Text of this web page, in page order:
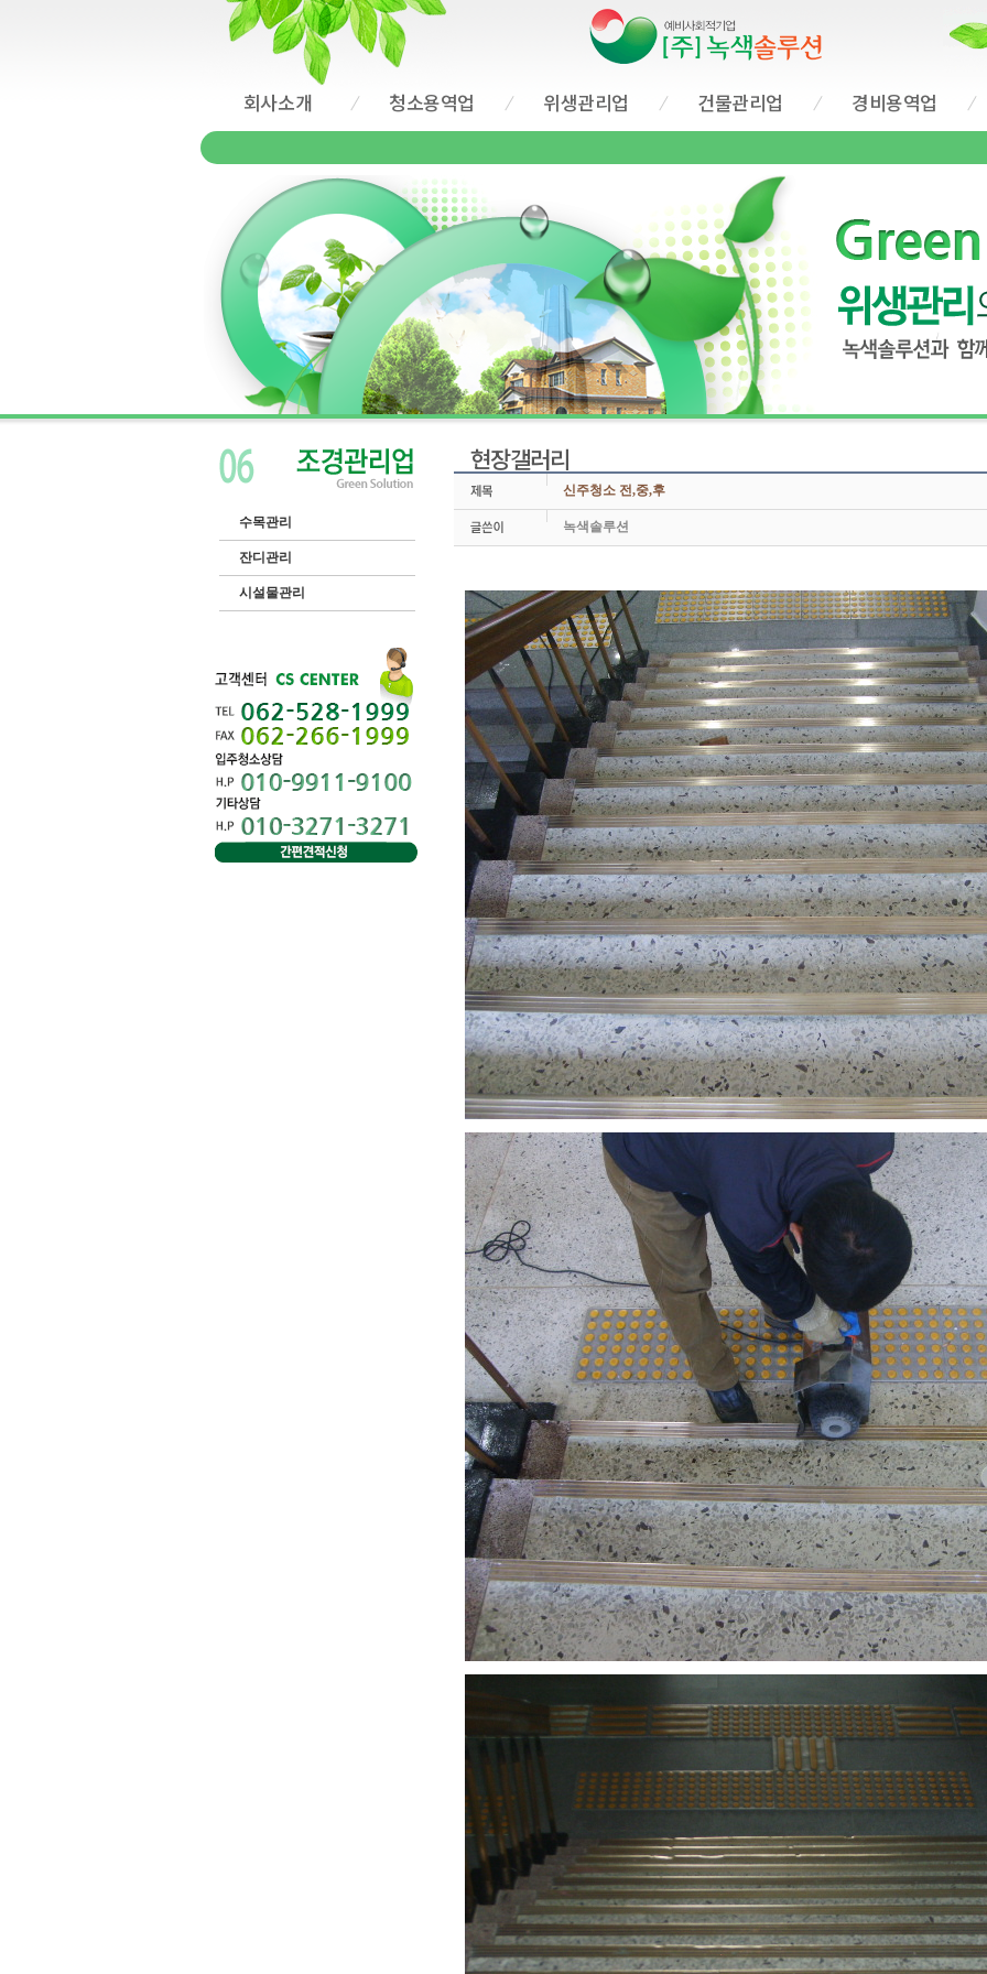
회사소개 청소용역업 위생관리업 건물관리업 경비용역업
수목관리
잔디관리
시설물관리
현장갤러리
신주청소 전,중,후
녹색솔루션